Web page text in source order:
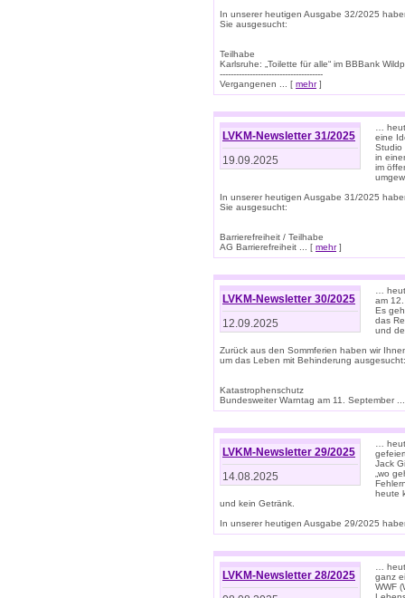
In unserer heutigen Ausgabe 32/2025
Sie ausgesucht:
Teilhabe
Karlsruhe: „Toilette für alle“ im BBBank
--------------------------------------
Vergangenen ... [ mehr]
LVKM-Newsletter 31/2025
19.09.2025
…
eine
Studio
in
im
In unserer heutigen Ausgabe 31/2025
Sie ausgesucht:
Barrierefreiheit / Teilhabe
AG Barrierefreiheit ... [ mehr]
LVKM-Newsletter 30/2025
12.09.2025
…
am
Es
das
und
Zurück aus den Sommferien haben wir
um das Leben mit Behinderung ausgesucht:
Katastrophenschutz
Bundesweiter Warntag am 11. September
LVKM-Newsletter 29/2025
14.08.2025
…
Jack
„wo
heute
und kein Getränk.
In unserer heutigen Ausgabe 29/2025
LVKM-Newsletter 28/2025
…
ganz
WWF